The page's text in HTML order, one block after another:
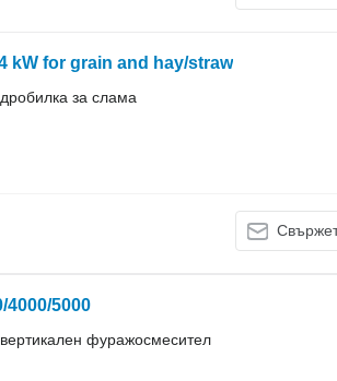
for grain and hay/straw
за слама
5000
фуражосмесител